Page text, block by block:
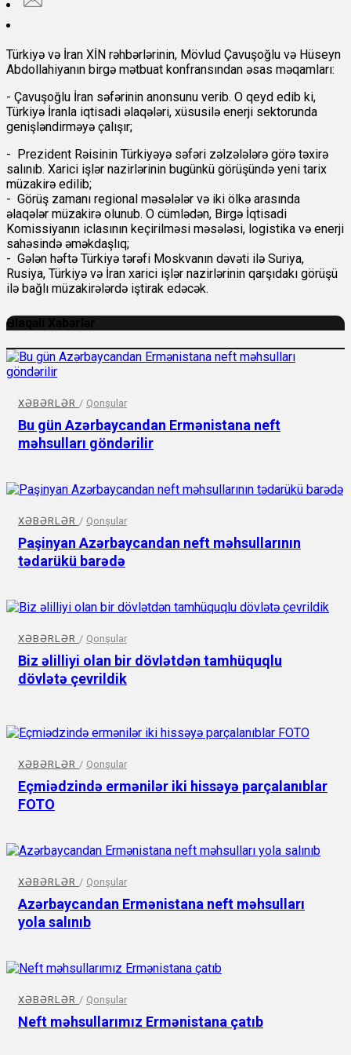
Türkiyə və İran XİN rəhbərlərinin, Mövlud Çavuşoğlu və Hüseyn
Abdollahiyanın birgə mətbuat konfransından əsas məqamları:
- Çavuşoğlu İran səfərinin anonsunu verib. O qeyd edib ki,
Türkiyə İranla iqtisadi əlaqələri, xüsusilə enerji sektorunda
genişləndirməyə çalışır;
- Prezident Rəisinin Türkiyəyə səfəri zəlzələlərə görə təxirə
salınıb. Xarici işlər nazirlərinin bugünkü görüşündə yeni tarix
müzakirə edilib;
- Görüş zamanı regional məsələlər və iki ölkə arasında
əlaqələr müzakirə olunub. O cümlədən, Birgə İqtisadi
Komissiyanın iclasının keçirilməsi məsələsi, logistika və enerji
sahəsində əməkdaşlıq;
- Gələn həftə Türkiyə tərəfi Moskvanın dəvəti ilə Suriya,
Rusiya, Türkiyə və İran xarici işlər nazirlərinin qarşıdakı görüşü
ilə bağlı müzakirələrdə iştirak edəcək.
Əlaqəli Xəbərlər
XƏBƏRLƏR / Qonşular
Bu gün Azərbaycandan Ermənistana neft
məhsulları göndərilir
XƏBƏRLƏR / Qonşular
Paşinyan Azərbaycandan neft məhsullarının
tədarükü barədə
XƏBƏRLƏR / Qonşular
Biz əlilliyi olan bir dövlətdən tamhüquqlu
dövlətə çevrildik
XƏBƏRLƏR / Qonşular
Eçmiədzində ermənilər iki hissəyə parçalanıblar
FOTO
XƏBƏRLƏR / Qonşular
Azərbaycandan Ermənistana neft məhsulları
yola salınıb
XƏBƏRLƏR / Qonşular
Neft məhsullarımız Ermənistana çatıb